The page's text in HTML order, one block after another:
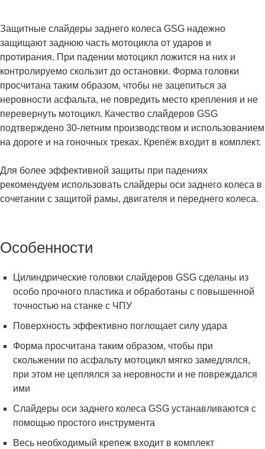
Защитные слайдеры заднего колеса GSG надежно
защищают заднюю часть мотоцикла от ударов и
протирания. При падении мотоцикл ложится на них и
контролируемо скользит до остановки. Форма головки
просчитана таким образом, чтобы не зацепиться за
неровности асфальта, не повредить место крепления и не
перевернуть мотоцикл. Качество слайдеров GSG
подтверждено 30-летним производством и использованием
на дороге и на гоночных треках. Крепёж входит в комплект.
Для более эффективной защиты при падениях
рекомендуем использовать слайдеры оси заднего колеса в
сочетании с защитой рамы, двигателя и переднего колеса.
Особенности
Цилиндрические головки слайдеров GSG сделаны из
особо прочного пластика и обработаны с повышенной
точностью на станке с ЧПУ
Поверхность эффективно поглощает силу удара
Форма просчитана таким образом, чтобы при
скольжении по асфальту мотоцикл мягко замедлялся,
при этом не цеплялся за неровности и не повреждался
ими
Слайдеры оси заднего колеса GSG устанавливаются с
помощью простого инструмента
Весь необходимый крепеж входит в комплект